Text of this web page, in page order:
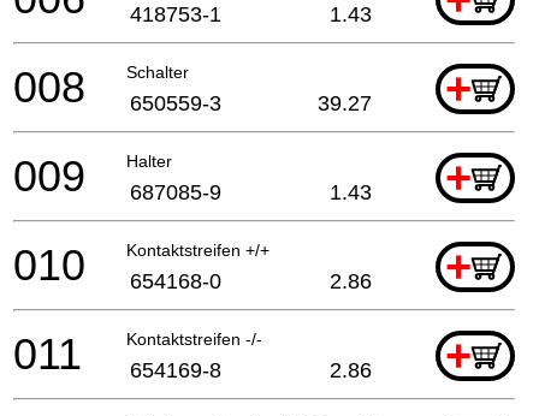
418753-1 1.43
Schalter +
008 650559-3 39.27
Halter +
009 687085-9 1.43
Kontaktstreifen +/+ +
010 654168-0 2.86
Kontaktstreifen -/- +
011 654169-8 2.86